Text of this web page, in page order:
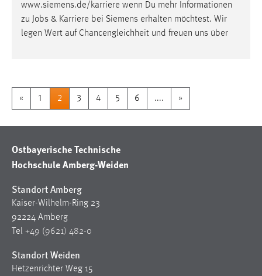
www.siemens.de/karriere wenn Du mehr Informationen
zu Jobs & Karriere bei Siemens erhalten möchtest. Wir
legen Wert auf Chancengleichheit und freuen uns über
« 1 2 3 4 5 6 .... »
Ostbayerische Technische
Hochschule Amberg-Weiden
Standort Amberg
Kaiser-Wilhelm-Ring 23
92224 Amberg
Tel +49 (9621) 482-0
Standort Weiden
Hetzenrichter Weg 15